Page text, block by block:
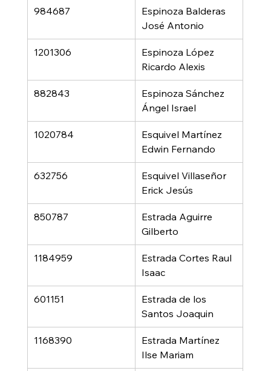
984687
Espinoza Balderas
José Antonio
1201306
Espinoza López
Ricardo Alexis
882843
Espinoza Sánchez
Ángel Israel
1020784
Esquivel Martínez
Edwin Fernando
632756
Esquivel Villaseñor
Erick Jesús
850787
Estrada Aguirre
Gilberto
1184959
Estrada Cortes Raul
Isaac
601151
Estrada de los
Santos Joaquin
1168390
Estrada Martínez
Ilse Mariam